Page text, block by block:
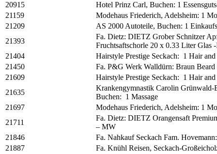
20915
Hotel Prinz Carl, Buchen: 1
21159
Modehaus Friederich, Adelsheim: 1
21209
AS 2000 Autoteile, Buchen: 1
21393
Fa. Dietz: DIETZ Grober Schnitzer
Fruchtsaftschorle 20 x 0.33 Liter Glas
21404
Hairstyle Prestige Seckach: 1 Hair
21450
Fa. P&G Werk Walldürn: Braun
21609
Hairstyle Prestige Seckach: 1 Hair
21635
Krankengymnastik Carolin
Buchen: 1 Massage
21697
Modehaus Friederich, Adelsheim: 1
21711
Fa. Dietz: DIETZ Orangensaft
– MW
21846
Fa. Nahkauf Seckach Fam.
21887
Fa. Knühl Reisen, Seckach-